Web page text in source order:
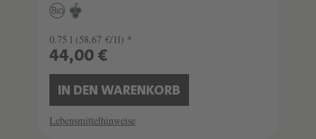
0.75 l (58,67 €/1l) *
44,00 €
IN DEN WARENKORB
Lebensmittelhinweise